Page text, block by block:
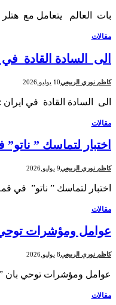
بات العالم يتعامل مع
مقالات
الى السادة القادة
كاظم نوري الربيعي10 يوليو,2026
الى السادة القادة في
مقالات
اختبار لتماسك ”
كاظم نوري الربيعي9 يوليو,2026
اختبار لتماسك ” ناتو” في
مقالات
عوامل ومؤشرات
كاظم نوري الربيعي8 يوليو,2026
عوامل ومؤشرات توحي بان
مقالات